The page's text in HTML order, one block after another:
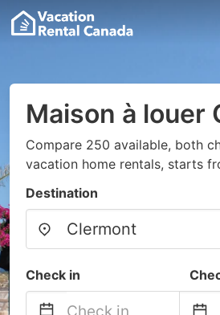
Maison à louer
Compare 250 available, both
vacation home rentals, starts
Destination
Check in